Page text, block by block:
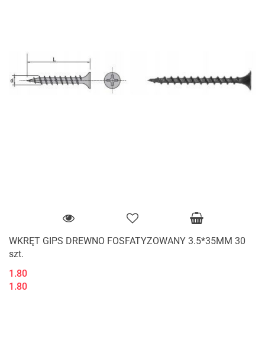
WKRĘT GIPS DREWNO FOSFATYZOWANY 3.5*35MM 30
szt.
1.80
1.80